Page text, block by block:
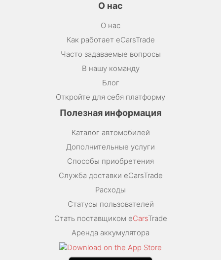
О нас
О нас
Как работает eCarsTrade
Часто задаваемые вопросы
В нашу команду
Блог
Откройте для себя платформу
Полезная информация
Каталог автомобилей
Дополнительные услуги
Способы приобретения
Служба доставки eCarsTrade
Расходы
Статусы пользователей
Стать поставщиком eCarsTrade
Аренда аккумулятора